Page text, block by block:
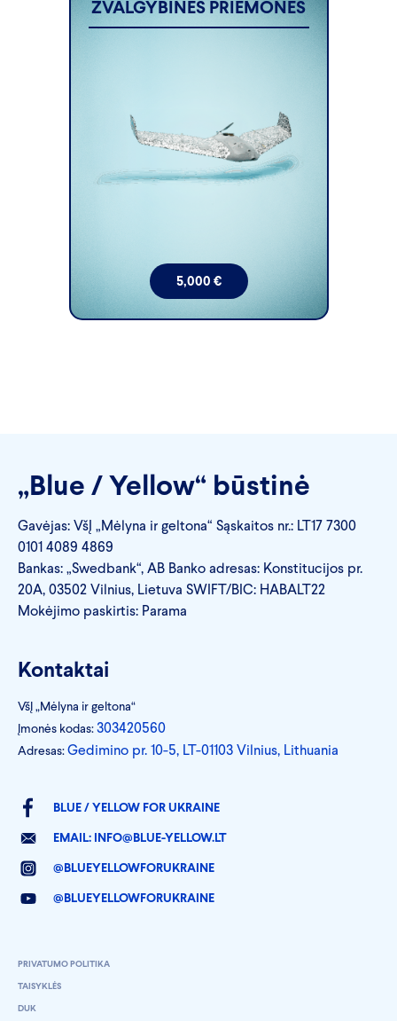
ŽVALGYBINĖS PRIEMONĖS
5,000 €
„Blue / Yellow“ būstinė
Gavėjas: VšĮ „Mėlyna ir geltona“ Sąskaitos nr.: LT17 7300
0101 4089 4869
Bankas: „Swedbank“, AB Banko adresas: Konstitucijos pr.
20A, 03502 Vilnius, Lietuva SWIFT/BIC: HABALT22
Mokėjimo paskirtis: Parama
Kontaktai
VšĮ „Mėlyna ir geltona“
Įmonės kodas:303420560
Adresas:Gedimino pr. 10-5, LT-01103 Vilnius, Lithuania
BLUE / YELLOW FOR UKRAINE
EMAIL: INFO@BLUE-YELLOW.LT
@BLUEYELLOWFORUKRAINE
@BLUEYELLOWFORUKRAINE
PRIVATUMO POLITIKA
TAISYKLĖS
DUK